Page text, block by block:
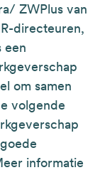
ZWPlus van
directeuren,
een
om samen
volgende
informatie